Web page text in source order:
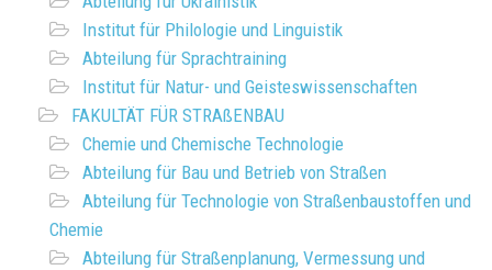
Institut für Philologie und Linguistik
Abteilung für Sprachtraining
Institut für Natur- und Geisteswissenschaften
FAKULTÄT FÜR STRAßENBAU
Chemie und Chemische Technologie
Abteilung für Bau und Betrieb von Straßen
Abteilung für Technologie von Straßenbaustoffen und
Chemie
Abteilung für Straßenplanung, Vermessung und